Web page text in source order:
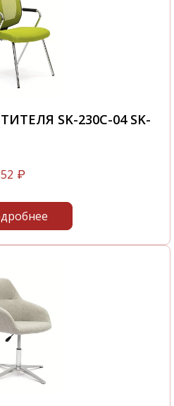
SK-230C-04 SK-
₽